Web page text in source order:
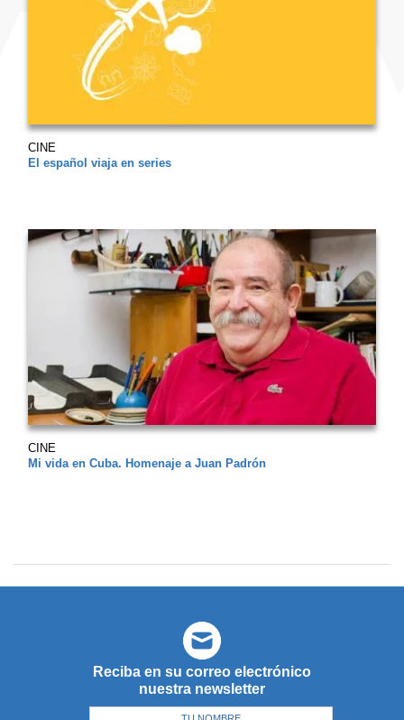
CINE
El español viaja en series
CINE
Mi vida en Cuba. Homenaje a Juan Padrón
Reciba en su correo electrónico
nuestra newsletter